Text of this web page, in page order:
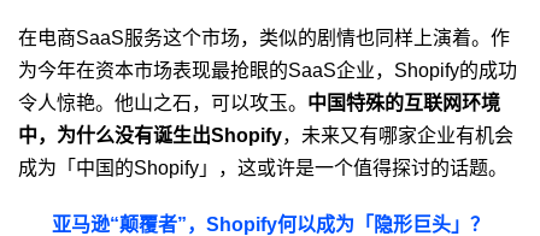
在电商SaaS服务这个市场，类似的剧情也同样上演着。作
为今年在资本市场表现最抢眼的SaaS企业，Shopify的成功
令人惊艳。他山之石，可以攻玉。 中国特殊的互联网环境
中，为什么没有诞生出Shopify，未来又有哪家企业有机会
成为「中国的Shopify」，这或许是一个值得探讨的话题。
亚马逊“颠覆者”，Shopify何以成为「隐形巨头」？